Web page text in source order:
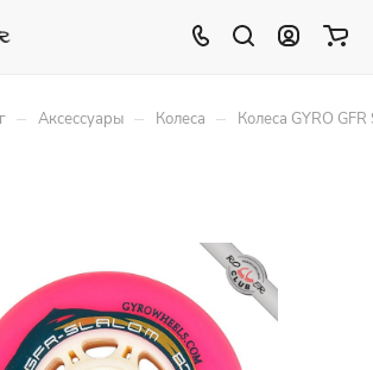
– Аксессуары – Колеса – Колеса GYRO